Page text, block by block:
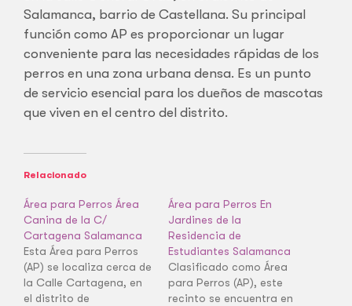
Salamanca, barrio de Castellana. Su principal
función como AP es proporcionar un lugar
conveniente para las necesidades rápidas de los
perros en una zona urbana densa. Es un punto
de servicio esencial para los dueños de mascotas
que viven en el centro del distrito.
Relacionado
Área para Perros Área
Canina de la C/
Cartagena Salamanca
Esta Área para Perros
(AP) se localiza cerca de
la Calle Cartagena, en
el distrito de
Área para Perros En
Jardines de la
Residencia de
Estudiantes Salamanca
Clasificado como Área
para Perros (AP), este
recinto se encuentra en